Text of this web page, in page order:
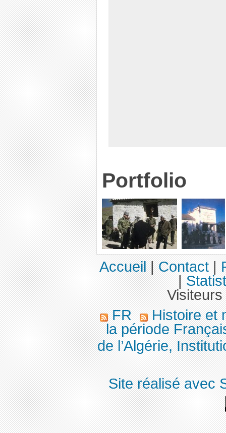
Portfolio
Accueil|Contact|
|
FR
Histoire et
la période
de l’Algérie,
Site réalisé avec